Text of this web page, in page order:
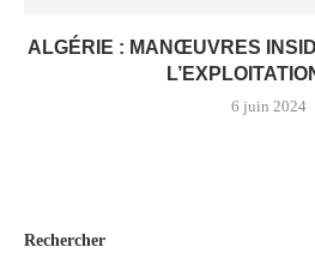
ALGÉRIE : MANŒUVRES
6 juin 2024
Rechercher